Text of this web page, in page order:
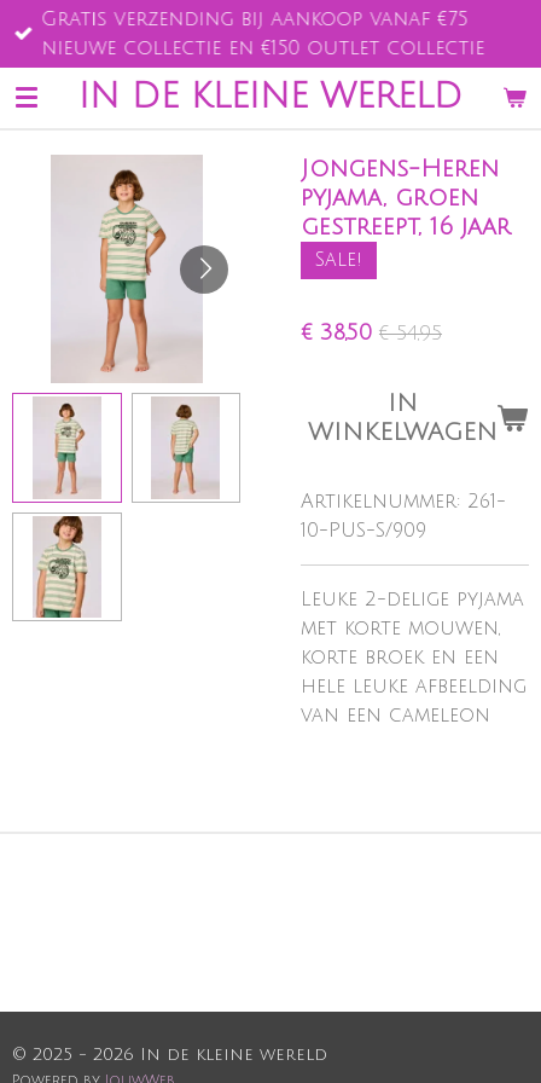
Ga
direct
naar
de
IN DE KLEINE WERELD
Gratis verzending bij aankoop vanaf €75
nieuwe collectie en €150 outlet collectie
Jongens-Heren
pyjama, groen
gestreept, 16 jaar
Sale!
€ 38,50 € 54,95
IN
WINKELWAGEN
Artikelnummer: 261-
10-PUS-S/909
Leuke 2-delige pyjama
met korte mouwen,
korte broek en een
hele leuke afbeelding
van een cameleon
© 2025 - 2026 In de kleine wereld